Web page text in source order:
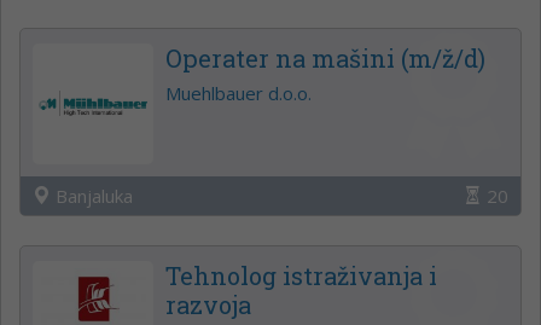
Operater na mašini (m/ž/d)
Muehlbauer d.o.o.
Banjaluka 20
Tehnolog istraživanja i
razvoja